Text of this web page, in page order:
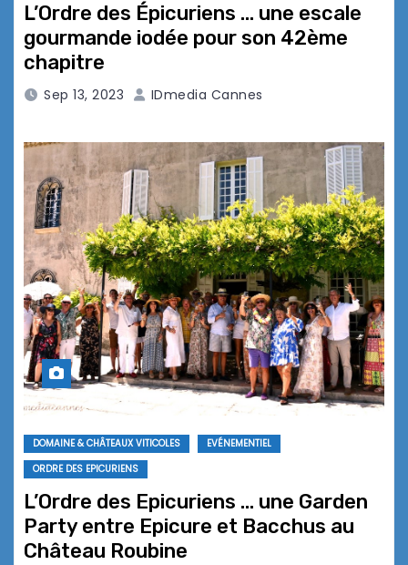
L’Ordre des Épicuriens … une escale
gourmande iodée pour son 42ème
chapitre
Sep 13, 2023 IDmedia Cannes
DOMAINE & CHÂTEAUX VITICOLES
EVÉNEMENTIEL
ORDRE DES EPICURIENS
L’Ordre des Epicuriens … une Garden
Party entre Epicure et Bacchus au
Château Roubine